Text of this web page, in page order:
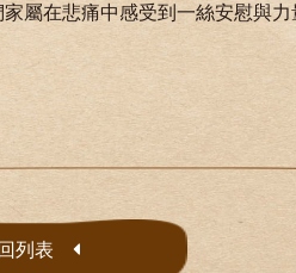
屬在悲痛中感受到一絲安慰與
回列表